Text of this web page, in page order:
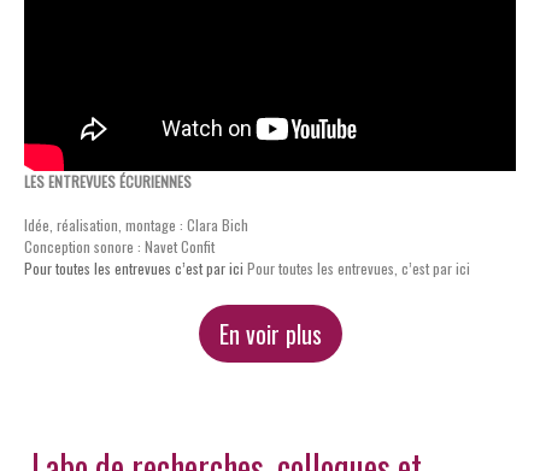
LES ENTREVUES ÉCURIENNES
Idée, réalisation, montage : Clara Bich
Conception sonore : Navet Confit
Pour toutes les entrevues c’est par ici Pour toutes les entrevues, c’est par ici
En voir plus